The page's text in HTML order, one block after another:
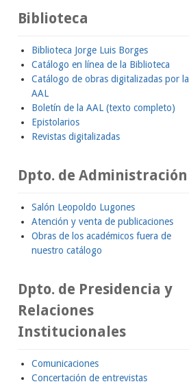
Biblioteca
Biblioteca Jorge Luis Borges
Catálogo en línea de la Biblioteca
Catálogo de obras digitalizadas por la
AAL
Boletín de la AAL (texto completo)
Epistolarios
Revistas digitalizadas
Dpto. de Administración
Salón Leopoldo Lugones
Atención y venta de publicaciones
Obras de los académicos fuera de
nuestro catálogo
Dpto. de Presidencia y
Relaciones
Institucionales
Comunicaciones
Concertación de entrevistas